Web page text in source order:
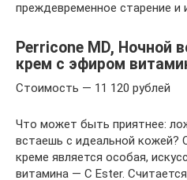
преждевременное старение и
Perricone MD, Ночной
крем с эфиром
Стоимость — 11 120 рублей
Что может быть приятнее:
встаешь с идеальной
креме является особая,
витамина — C Ester.